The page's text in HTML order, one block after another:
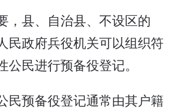
，县、自治县、不设区的
民政府兵役机关可以组织符
公民进行预备役登记。
民预备役登记通常由其户籍